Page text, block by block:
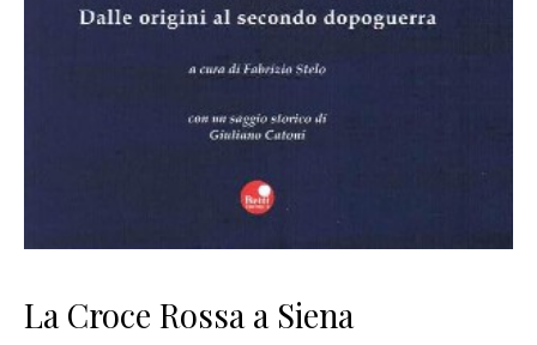
La Croce Rossa a Siena